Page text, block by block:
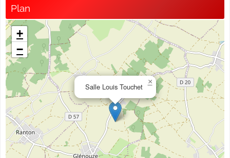
Plan
Salle Louis Touchet
×
+
−